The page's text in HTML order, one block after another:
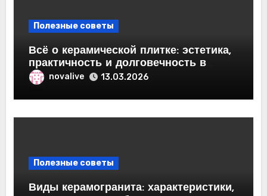
Полезные советы
Всё о керамической плитке: эстетика,
практичность и долговечность в
вашем интерьере
novalive 13.03.2026
Полезные советы
Виды керамогранита: характеристики,